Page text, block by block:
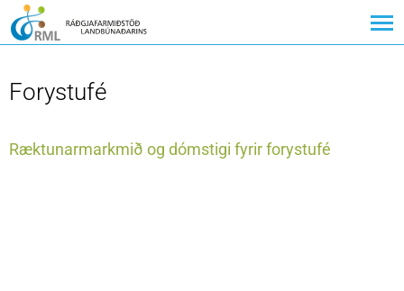
Forystufé
Ræktunarmarkmið og dómstigi fyrir forystufé